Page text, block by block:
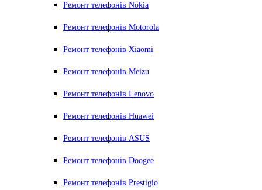
Ремонт телефонів Nokia
Ремонт телефонів Motorola
Ремонт телефонів Xiaomi
Ремонт телефонів Meizu
Ремонт телефонів Lenovo
Ремонт телефонів Huawei
Ремонт телефонів ASUS
Ремонт телефонів Doogee
Ремонт телефонів Prestigio